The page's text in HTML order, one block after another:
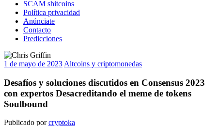
SCAM shitcoins
Política privacidad
Anúnciate
Contacto
Predicciones
1 de mayo de 2023 Altcoins y criptomonedas
Desafíos y soluciones discutidos en Consensus 2023
con expertos Desacreditando el meme de tokens
Soulbound
Publicado porcryptoka